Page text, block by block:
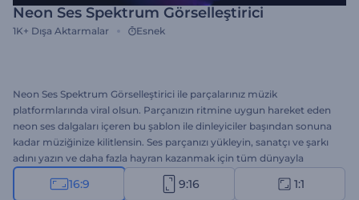
Neon Ses Spektrum Görselleştirici
1K+ Dışa Aktarmalar Esnek
Neon Ses Spektrum Görselleştirici ile parçalarınız müzik
platformlarında viral olsun. Parçanızın ritmine uygun hareket eden
neon ses dalgaları içeren bu şablon ile dinleyiciler başından sonuna
kadar müziğinize kilitlensin. Ses parçanızı yükleyin, sanatçı ve şarkı
adını yazın ve daha fazla hayran kazanmak için tüm dünyayla
paylaşın. Yeni parçalar, cover şarkılar, eser tanıtımları ve remiksler
için mükemmel bir çözüm. Şimdi oluşturun; ritimlere hayat verin ve
16:9 9:16 1:1